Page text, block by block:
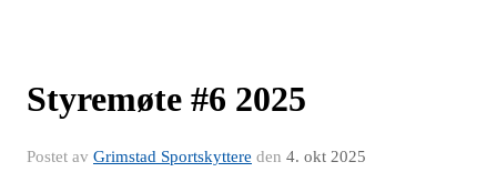
Styremøte #6 2025
Postet av Grimstad Sportskyttere den 4. okt 2025